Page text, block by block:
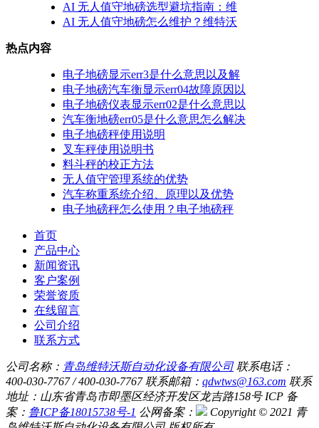
AI 无人值守地磅选型避坑指南：维
AI 无人值守地磅怎么维护？维特沃
热点内容
电子地磅显示err3是什么意思以及解
电子地磅汽车衡显示err04故障原因以
电子地磅仪表显示err02是什么意思以
汽车衡地磅err05是什么意思怎么解决
电子地磅秤使用说明
叉车秤使用说明书
料斗秤的校正方法
无人值守管理系统的优势
汽车称重系统介绍、原理以及优势
电子地磅秤怎么使用？电子地磅秤
首页
产品中心
新闻资讯
客户案例
荣誉资质
在线留言
公司介绍
联系方式
公司名称： 青岛维特沃斯自动化设备有限公司 联系电话：
400-030-7767 / 400-030-7767 联系邮箱： qdwtws@163.com 联系
地址：山东省青岛市即墨区经济开发区龙吉路158号 ICP 备
案： 鲁ICP备18015738号-1 公网备案：
Copyright © 2021 青